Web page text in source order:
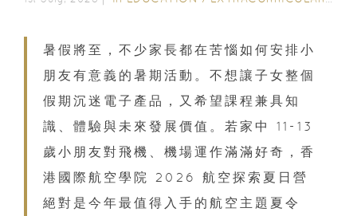
暑假將至，不少家長都在苦惱如何安排小
朋友有意義的暑期活動。不想讓子女整個
假期沉迷電子產品，又希望課程兼具知
識、體驗與未來發展價值。若家中 11-13
歲小朋友對飛機、機場運作滿滿好奇，香
港國際航空學院 2026 航空探索夏日營
絕對是今年最值得入手的航空主題夏令